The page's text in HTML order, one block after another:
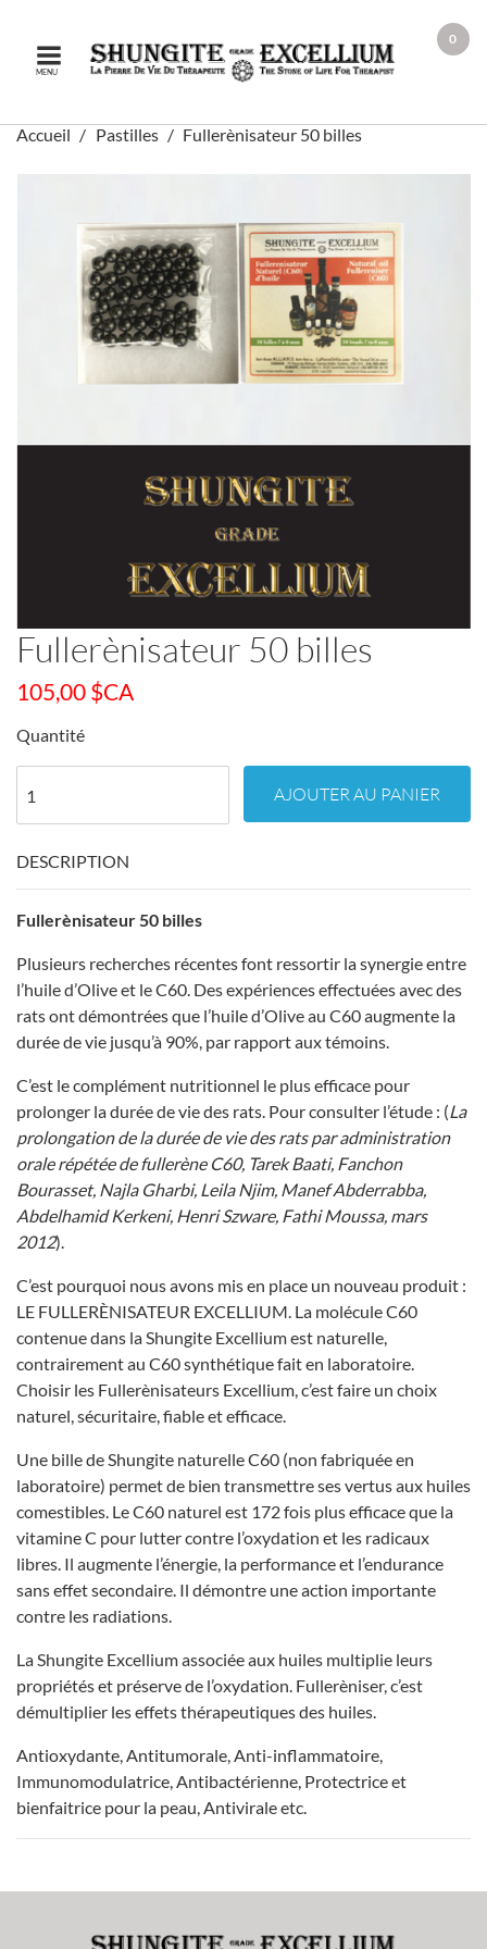
MENU
0
Accueil Pastilles Fullerènisateur 50 billes
Fullerènisateur 50 billes
105,00 $CA
Quantité
AJOUTER AU PANIER
DESCRIPTION
Fullerènisateur 50 billes
Plusieurs recherches récentes font ressortir la synergie entre
l’huile d’Olive et le C60. Des expériences effectuées avec des
rats ont démontrées que l’huile d’Olive au C60 augmente la
durée de vie jusqu’à 90%, par rapport aux témoins.
C’est le complément nutritionnel le plus efficace pour
prolonger la durée de vie des rats. Pour consulter l’étude : (La
prolongation de la durée de vie des rats par administration
orale répétée de fullerène C60, Tarek Baati, Fanchon
Bourasset, Najla Gharbi, Leila Njim, Manef Abderrabba,
Abdelhamid Kerkeni, Henri Szware, Fathi Moussa, mars
2012).
C’est pourquoi nous avons mis en place un nouveau produit :
LE FULLERÈNISATEUR EXCELLIUM. La molécule C60
contenue dans la Shungite Excellium est naturelle,
contrairement au C60 synthétique fait en laboratoire.
Choisir les Fullerènisateurs Excellium, c’est faire un choix
naturel, sécuritaire, fiable et efficace.
Une bille de Shungite naturelle C60 (non fabriquée en
laboratoire) permet de bien transmettre ses vertus aux huiles
comestibles. Le C60 naturel est 172 fois plus efficace que la
vitamine C pour lutter contre l’oxydation et les radicaux
libres. Il augmente l’énergie, la performance et l’endurance
sans effet secondaire. Il démontre une action importante
contre les radiations.
La Shungite Excellium associée aux huiles multiplie leurs
propriétés et préserve de l’oxydation. Fullerèniser, c’est
démultiplier les effets thérapeutiques des huiles.
Antioxydante, Antitumorale, Anti-inflammatoire,
Immunomodulatrice, Antibactérienne, Protectrice et
bienfaitrice pour la peau, Antivirale etc.